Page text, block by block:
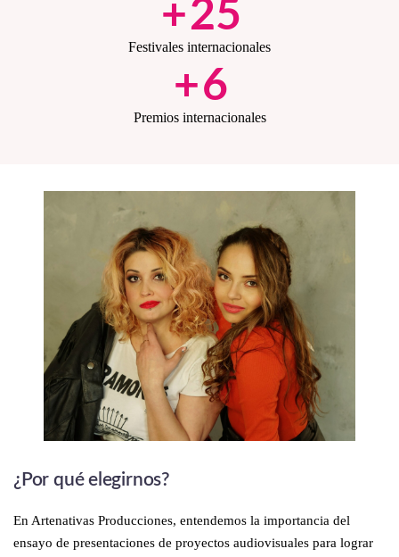
+25
Festivales internacionales
+6
Premios internacionales
¿Por qué elegirnos?
En Artenativas Producciones, entendemos la importancia del
ensayo de presentaciones de proyectos audiovisuales para lograr